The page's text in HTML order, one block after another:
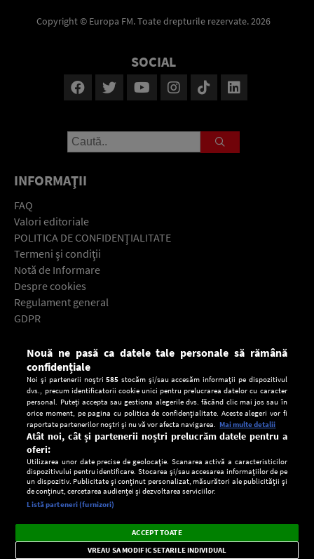
CONFIDENŢIALITATE
Copyright © Europa FM. Toate drepturile rezervate. 2026
SOCIAL
INFORMAŢII
FAQ
Valori editoriale
POLITICA DE CONFIDENŢIALITATE
Termeni şi condiţii
Notă de Informare
Despre cookies
Regulament general
GDPR
Descarcă gratuit aplicaţia Europa FM pentru smartphone:
Setări:
Dark
Mode
Radio live, podcasturi, știri și alerte
importante.
×
Nouă ne pasă ca datele tale personale să rămână
confidențiale
Noi și partenerii noștri585 stocăm și/sau accesăm informații pe dispozitivul
dvs., precum identificatorii cookie unici pentru prelucrarea datelor cu caracter
personal. Puteți accepta sau gestiona alegerile dvs. făcând clic mai jos sau în
orice moment, pe pagina cu politica de confidențialitate. Aceste alegeri vor fi
raportate partenerilor noștri și nu vă vor afecta navigarea. Mai multe detalii
Atât noi, cât și partenerii noștri prelucrăm datele pentru a
oferi:
Utilizarea unor date precise de geolocație. Scanarea activă a caracteristicilor
dispozitivului pentru identificare. Stocarea și/sau accesarea informațiilor de pe
un dispozitiv. Publicitate și conținut personalizat, măsurători ale publicității și
de conținut, cercetarea audienței și dezvoltarea serviciilor.
Listă parteneri (furnizori)
ACCEPT TOATE
VREAU SA MODIFIC SETARILE INDIVIDUAL